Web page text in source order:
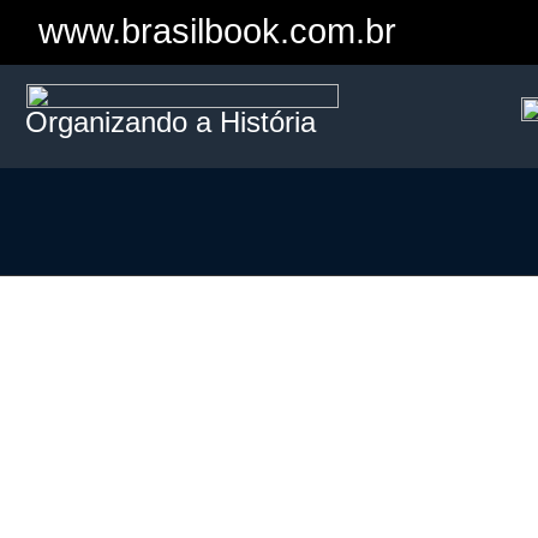
www.brasilbook.com.br
Organizando a História